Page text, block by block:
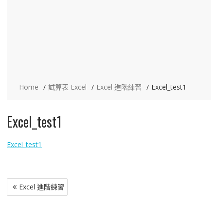
Home 試算表 Excel Excel 進階練習 Excel_test1
Excel_test1
Excel_test1
文
章
Excel 進階練習